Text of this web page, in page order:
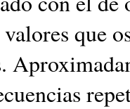
que